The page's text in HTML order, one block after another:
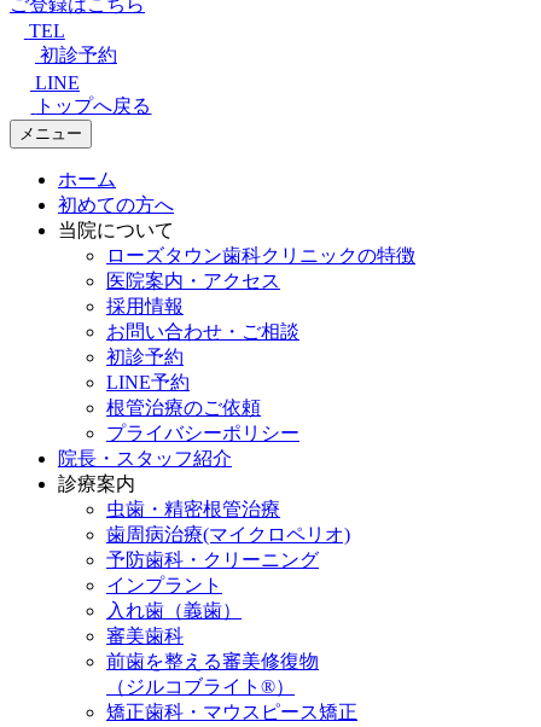
ご登録はこちら
TEL
初診予約
LINE
トップへ戻る
メニュー
ホーム
初めての方へ
当院について
ローズタウン歯科クリニックの特徴
医院案内・アクセス
採用情報
お問い合わせ・ご相談
初診予約
LINE予約
根管治療のご依頼
プライバシーポリシー
院長・スタッフ紹介
診療案内
虫歯・精密根管治療
歯周病治療(マイクロペリオ)
予防歯科・クリーニング
インプラント
入れ歯（義歯）
審美歯科
前歯を整える審美修復物
（ジルコブライト®）
矯正歯科・マウスピース矯正